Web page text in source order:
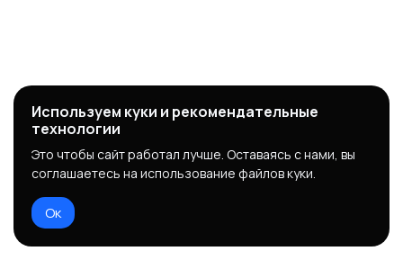
Используем куки и рекомендательные
технологии
Это чтобы сайт работал лучше. Оставаясь с нами, вы
соглашаетесь на использование файлов куки.
Ок